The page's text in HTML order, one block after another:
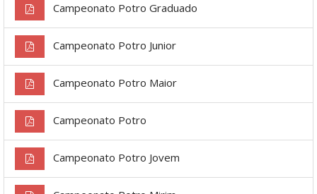
Campeonato Potro Graduado
Campeonato Potro Junior
Campeonato Potro Maior
Campeonato Potro
Campeonato Potro Jovem